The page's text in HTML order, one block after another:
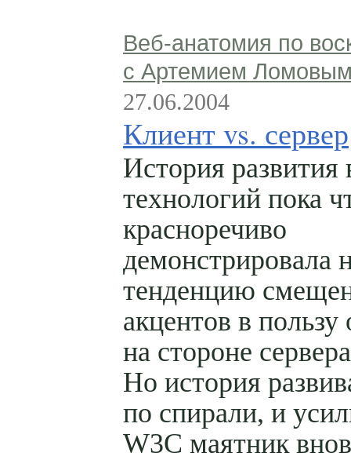
Веб-анатомия по
с Артемием
27.06.2004
Клиент vs. сервер
История развития
технологий пока
красноречиво
демонстрировала
тенденцию
акцентов в пользу
на стороне
Но история
по спирали, и
W3C маятник